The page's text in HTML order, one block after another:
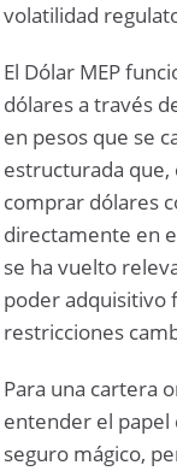
volatilidad
El Dólar MEP
dólares a través
en pesos que se
estructurada
comprar dólares
directamente en
se ha vuelto
poder adquisitivo
restricciones
Para una cartera
entender el papel
seguro mágico,